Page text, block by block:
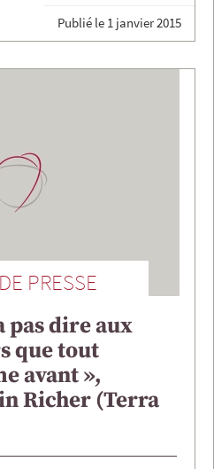
Publié le 1 janvier 2015
PRESSE
pas dire aux
que tout
avant »,
Richer (Terra